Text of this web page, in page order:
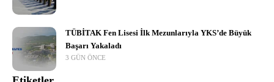
TÜBİTAK Fen Lisesi İlk Mezunlarıyla YKS’de Büyük
Başarı Yakaladı
3 GÜN ÖNCE